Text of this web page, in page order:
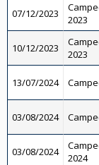
07/12/2023
2023
10/12/2023
2023
13/07/2024
03/08/2024
03/08/2024
2024